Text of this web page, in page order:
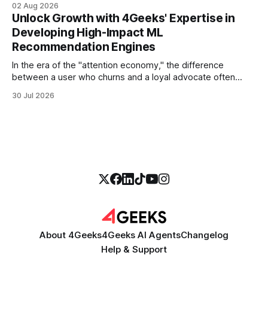
more empathetic, and solves a complex billing dispute in
thirty seconds—all without a human agent
02 Aug 2026
Unlock Growth with 4Geeks' Expertise in
Developing High-Impact ML
Recommendation Engines
In the era of the "attention economy," the difference
between a user who churns and a loyal advocate often
exactly what they were looking for without having to search
30 Jul 2026
About 4Geeks4Geeks AI AgentsChangelog
Help & Support